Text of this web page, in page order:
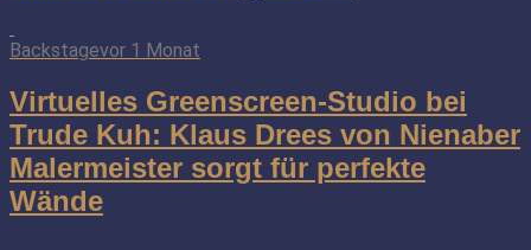
Backstagevor 1 Monat
Virtuelles Greenscreen-Studio bei
Trude Kuh: Klaus Drees von Nienaber
Malermeister sorgt für perfekte
Wände